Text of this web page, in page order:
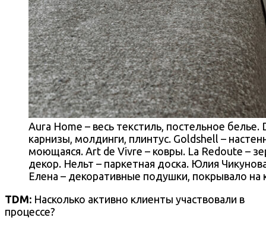
Aura Home – весь текстиль, постельное
карнизы, молдинги, плинтус. Goldshell –
моющаяся. Art de Vivre – ковры. La Redoute –
декор. Нельт – паркетная доска. Юлия
Елена – декоративные подушки, покрывало на
TDM: Насколько активно клиенты участвовали в
процессе?